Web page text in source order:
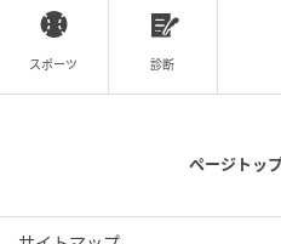
次の記事
のに「脚がキレ
スポーツ 診断
ページトッ